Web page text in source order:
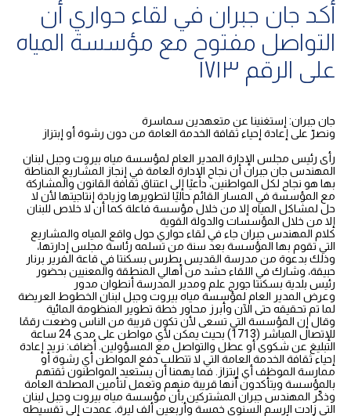
أكد جان جبران في لقاء حواري أن
التواصل مفتوح مع مؤسسة المياه
على الرقم ١٧١٣
جان جبران: إستغنينا عن متعهدين سماسرة
ونصرّ على إعادة إحياء ثقافة الخدمة العامة من دون رشوة أو إبتزاز
رأى رئيس مجلس الإدارة المدير العام لمؤسسة مياه بيروت وجبل لبنان
المهندس جان جبران أن نجاح الإدارة العامة في إنجاز المشاريع المناطة
بها هو نجاح لكل المواطنين، داعيًا إلى اعتناق ثقافة القانون والمشاركة
مع المؤسسة في المسار القائم حاليًا لتطويرها وزيادة إنتاجيتها لأن لا
حل لمشاكل المياه إلا من خلال مؤسسة فاعلة كما أن لا خلاص للبنان
إلا من خلال المؤسسات والدولة القوية
كلام المهندس جبران جاء في لقاء حواري حول واقع المياه والمشاريع
التي تقوم بها المؤسسة بعد سنة من تسلمه رئاسة مجلس إدارتها،
وذلك بدعوة من مدرسة القديس بطرس بسكنتا في قاعة الفرير برنار
حبيقة، وشارك في اللقاء حشد من أهالي المنطقة والمعنيين بحضور
رئيس بلدية بسكنتا جورج علم ومدير المدرسة أنطوان مدور
وعرض المدير العام لمؤسسة مياه بيروت وجبل لبنان الخطوط العريضة
لما تم تحقيقه حتى الآن وأبرز محاور خطة تطوير المنظومة المائية
وقال إن المؤسسة التي تسعى لأن تكون قريبة من الناس وضعت رقمًا
للإتصال المباشر (1713) بحيث يمكن لأي مواطن على مدى 24 ساعة
التبليغ عن شكوى أو عطل والتواصل مع المسؤولين. أضاف: نريد إعادة
إحياء ثقافة الخدمة العامة التي لا تتطلب دفع المواطن أي رشوة أو
ممارسة الموظف أي إبتزاز. فما يهمنا أن يستعيد المواطنون ثقتهم
بالمؤسسة ويتأكدون أنها قريبة منهم وتعمل لتأمين المصلحة العامة
وذكّر المهندس جبران المشتركين بأن مؤسسة مياه بيروت وجبل لبنان
التي زادت الرسم السنوي خمسة وأربعين ألف ليرة، عمدت إلى تقسيطه